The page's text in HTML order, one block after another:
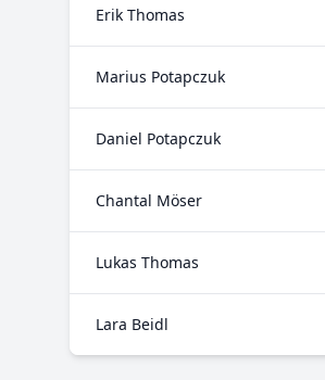
Erik Thomas
Marius Potapczuk
Daniel Potapczuk
Chantal Möser
Lukas Thomas
Lara Beidl